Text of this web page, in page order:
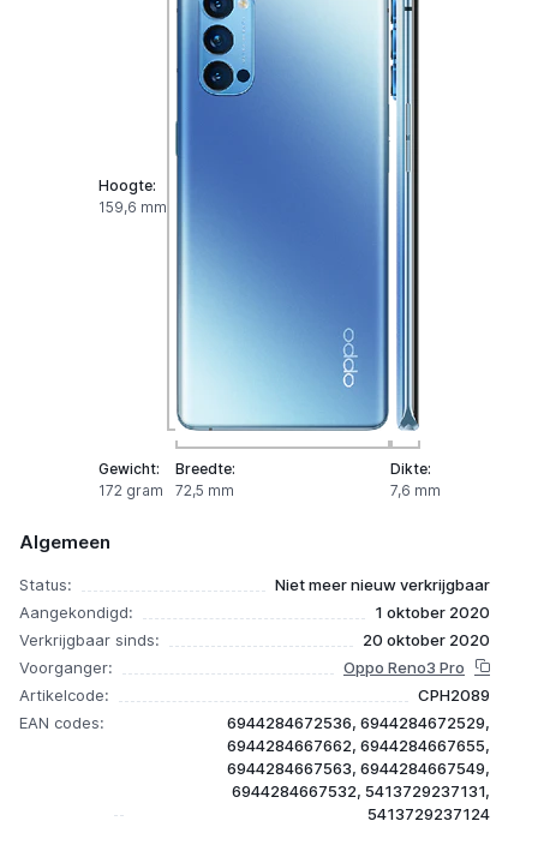
Hoogte:
159,6 mm
Gewicht:
172 gram
Breedte:
72,5 mm
Dikte:
7,6 mm
Algemeen
Status:
Niet meer nieuw verkrijgbaar
Aangekondigd:
1 oktober 2020
Verkrijgbaar sinds:
20 oktober 2020
Voorganger:
Oppo Reno3 Pro
Artikelcode:
CPH2089
EAN codes:
6944284672536, 6944284672529,
6944284667662, 6944284667655,
6944284667563, 6944284667549,
6944284667532, 5413729237131,
5413729237124